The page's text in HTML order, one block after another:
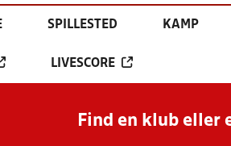
SPILLESTED KAMP
LIVESCORE
Find en klub eller